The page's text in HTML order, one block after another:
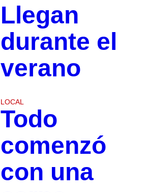
Llegan
durante el
verano
LOCAL
Todo
comenzó
con una